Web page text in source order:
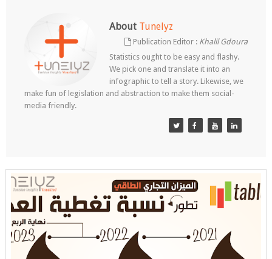
About Tunelyz
Publication Editor : Khalil Gdoura
Statistics ought to be easy and flashy.
We pick one and translate it into an
infographic to tell a story. Likewise, we
make fun of legislation and abstraction to make them social-
media friendly.